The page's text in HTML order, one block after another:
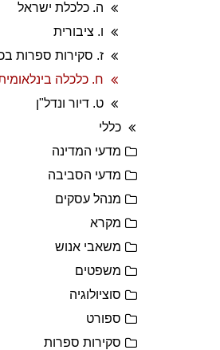
ה. כלכלת ישראל
ו. ציבורית
ז. סקירות ספרות
ח. כלכלה
ט. דיור ונדל"ן
כללי
מדעי המדינה
מדעי הסביבה
מנהל עסקים
מקרא
משאבי אנוש
משפטים
סוציולוגיה
ספורט
סקירות ספרות